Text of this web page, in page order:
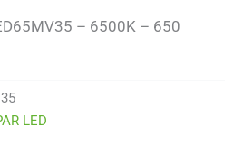
– 6500K – 650
LED